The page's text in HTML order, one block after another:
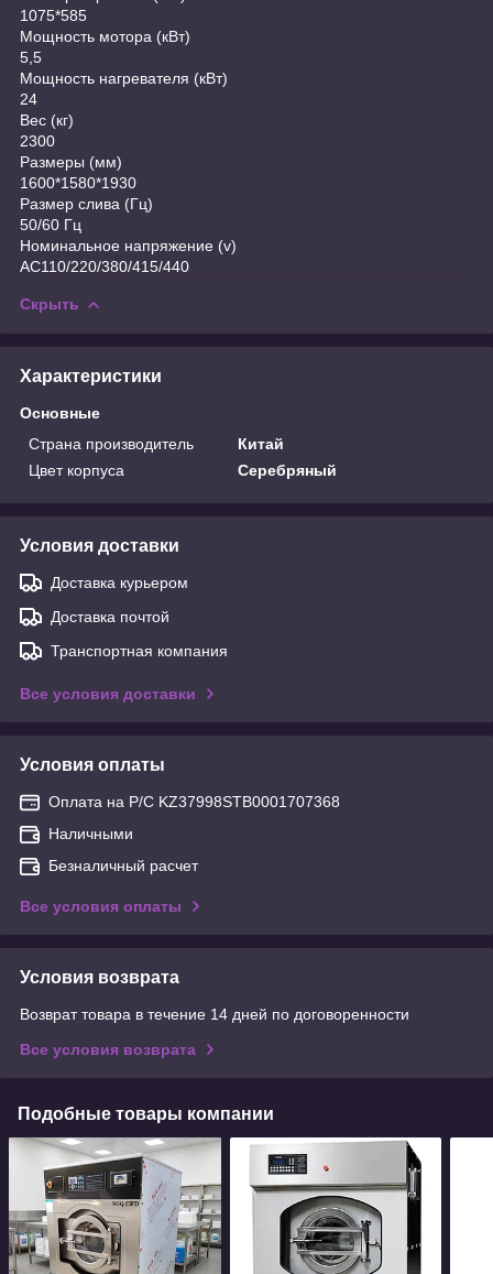
1075*585
Мощность мотора (кВт)
5,5
Мощность нагревателя (кВт)
24
Вес (кг)
2300
Размеры (мм)
1600*1580*1930
Размер слива (Гц)
50/60 Гц
Номинальное напряжение (v)
AC110/220/380/415/440
Скрыть
Характеристики
Основные
Страна производитель
Китай
Цвет корпуса
Серебряный
Условия доставки
Доставка курьером
Доставка почтой
Транспортная компания
Все условия доставки
Условия оплаты
Оплата на Р/С KZ37998STB0001707368
Наличными
Безналичный расчет
Все условия оплаты
Условия возврата
Возврат товара в течение 14 дней по договоренности
Все условия возврата
Подобные товары компании